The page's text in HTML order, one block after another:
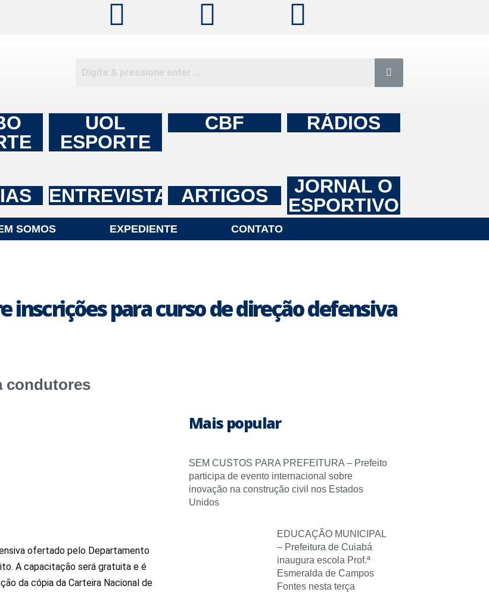
UOL
ESPORTE
CBF RÁDIOS
ENTREVISTAS ARTIGOS
JORNAL O
ESPORTIVO
SOMOS EXPEDIENTE CONTATO
inscrições para curso de direção defensiva
condutores
ofertado pelo Departamento
A capacitação será gratuita e é
da cópia da Carteira Nacional de
Mais popular
SEM CUSTOS PARA PREFEITURA – Prefeito
participa de evento internacional sobre
inovação na construção civil nos Estados
Unidos
EDUCAÇÃO MUNICIPAL
– Prefeitura de Cuiabá
inaugura escola Prof.ª
Esmeralda de Campos
Fontes nesta terça